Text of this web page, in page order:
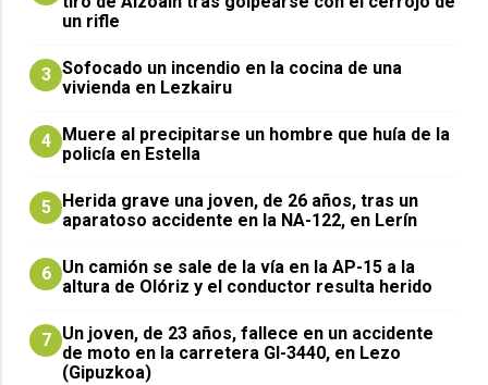
un rifle
3 Sofocado un incendio en la cocina de una
vivienda en Lezkairu
4
Muere al precipitarse un hombre que huía de la
policía en Estella
5
Herida grave una joven, de 26 años, tras un
aparatoso accidente en la NA-122, en Lerín
6 Un camión se sale de la vía en la AP-15 a la
altura de Olóriz y el conductor resulta herido
7 Un joven, de 23 años, fallece en un accidente
de moto en la carretera GI-3440, en Lezo
(Gipuzkoa)